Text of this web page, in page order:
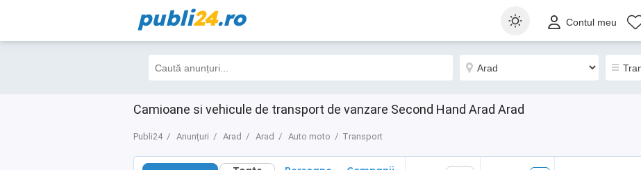
publi24.ro Contul meu
Camioane si vehicule de transport de vanzare Second Hand Arad Arad
Publi24 Anunțuri Arad Arad Auto moto Transport
Filtre 3 Toate
111
Sortează